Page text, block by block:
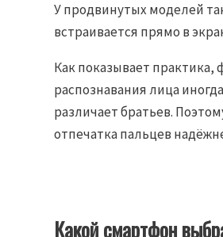
У продвинутых моделей
встраивается прямо в
Как показывает практика,
распознавания лица
различает братьев.
отпечатка пальцев
Какой смартфон